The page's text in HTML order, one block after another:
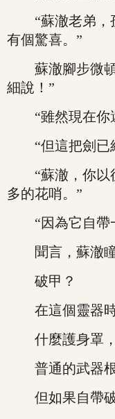
“蘇澈老弟，
有個驚喜。”
蘇澈腳步微頓
細說！”
“雖然現在你
“但這把劍已
“蘇澈，你以
多的花哨。”
“因為它自帶
聞言，蘇澈瞳
破甲？
在這個靈器時
什麼護身罩，
普通的武器根
但如果自帶破